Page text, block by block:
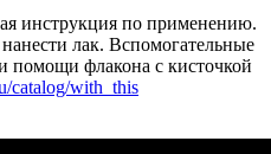
инструкция по применению.
лак. Вспомогательные
помощи флакона с кисточкой
catalog/with_this